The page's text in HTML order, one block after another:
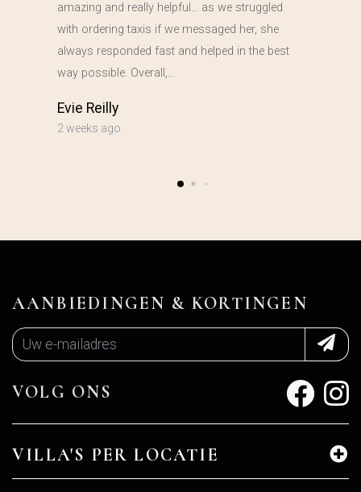
amazing and really helpful… as we struggled
with ordering taxis if we messaged her, she
always responded fast and helped in the best
way possible. Overall,…
Evie Reilly
2 weeks ago
VILLA'S PER LOCATIE
AANBIEDINGEN & KORTINGEN
VOLG ONS